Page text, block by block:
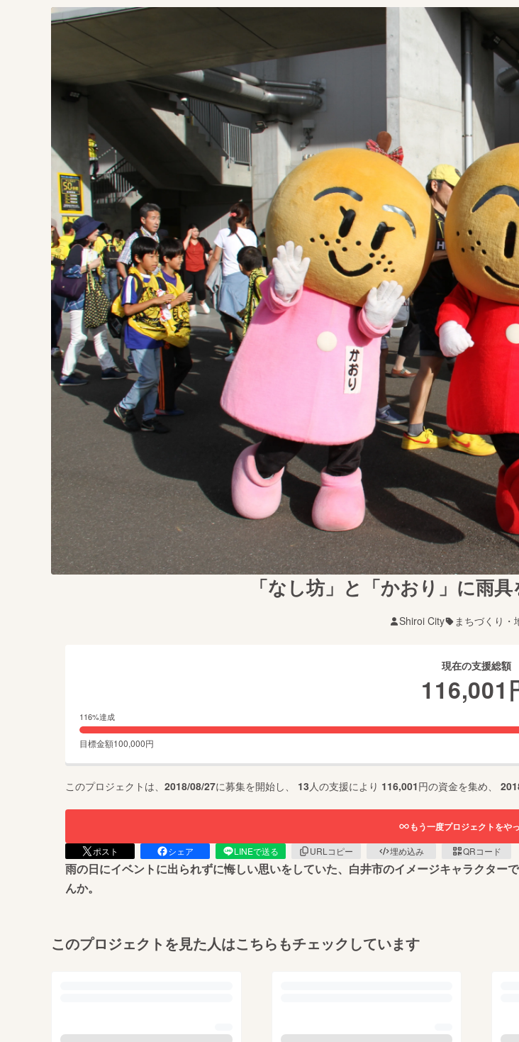
「なし坊」と「かおり」に雨
Shiroi City まちづくり・
現在の支援総額
116,001
116%達成
目標金額100,000円
このプロジェクトは、 2018/08/27に募集を開始し、 13人の支援により 116,001円の資金を集め、
もう一度プロジェクトをや
ポスト シェア LINEで送る URLコピー 埋め込み QRコード
雨の日にイベントに出られずに悔しい思いをしていた、白井市のイメージキャラクタ
んか。
このプロジェクトを見た人はこちらもチェックしています